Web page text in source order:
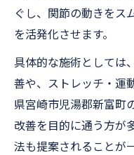
ぐし、関節の動きをス
を活発化させます。
具体的な施術としては
善や、ストレッチ・運
県宮崎市児湯郡新富町
改善を目的に通う方が
法も提案されることが